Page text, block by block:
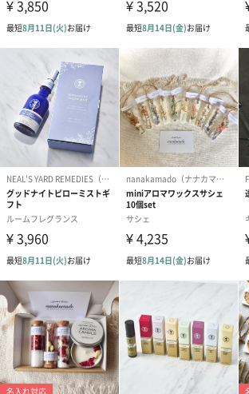
ピンクBOX
商品詳細情報
日々香
【外装サイズ】
幅6.5cmX縦10.5cmX高さ6.5cm
【使用方法】
お線香の先端に火をつけ、炎を消
さい。
お香は少し離れたところから漂っ
をお楽しみください。
【ご使用上の注意】
※お線香・お香用の香立、香炉、
の灰が受けられるお皿等を別途ご
さい。
※お子様やペットの手の届かない
ください。
※用途以外に使用しないでくださ
※本品は香原料に天産物を使用し
表面が変色したり、
結晶が出ることがありますが香り
ません。
※食べ物ではありません。